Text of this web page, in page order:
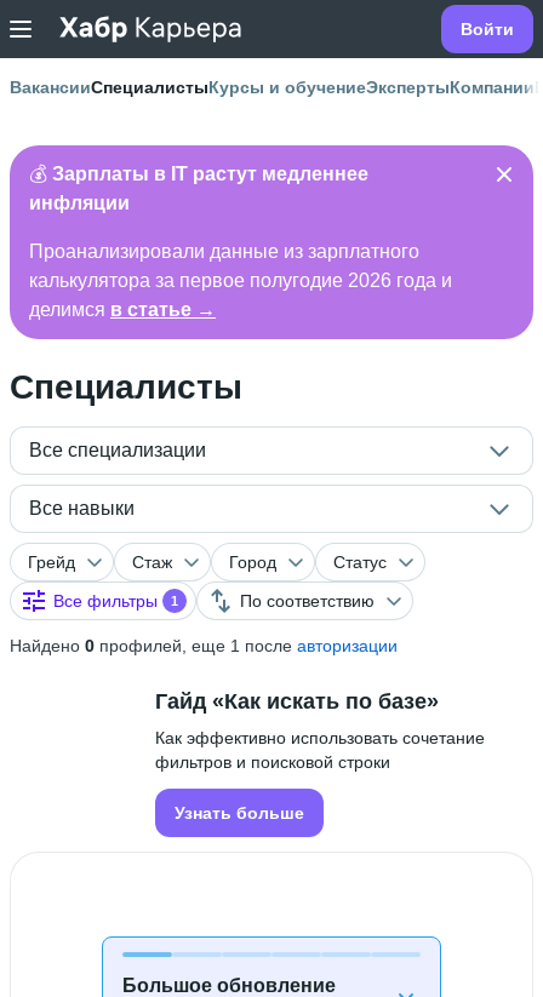
Войти
ВакансииСпециалистыКурсы и обучениеЭкспертыКомпании
💰 Зарплаты в IT растут медленнее
инфляции
Проанализировали данные из зарплатного
калькулятора за первое полугодие 2026 года и
делимся в статье →
Специалисты
Все специализации
Все навыки
Грейд Стаж Город
Статус
Все фильтры
1 По соответствию
Найдено 0 профилей, еще 1 после авторизации
Большое обновление
Гайд «Как искать по базе»
Как эффективно использовать сочетание
фильтров и поисковой строки
Узнать больше